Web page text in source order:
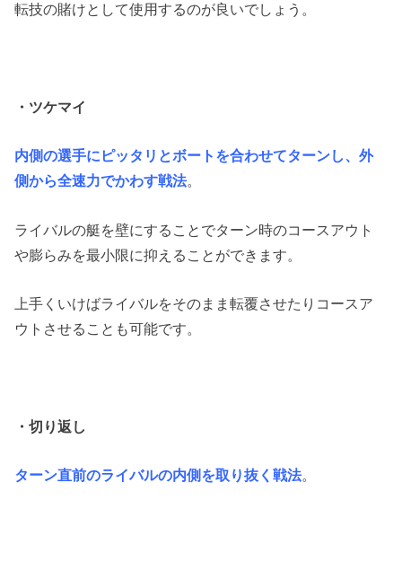
転技の賭けとして使用するのが良いでしょう。
・ツケマイ
内側の選手にピッタリとボートを合わせてターンし、外
側から全速力でかわす戦法。
ライバルの艇を壁にすることでターン時のコースアウト
や膨らみを最小限に抑えることができます。
上手くいけばライバルをそのまま転覆させたりコースア
ウトさせることも可能です。
・切り返し
ターン直前のライバルの内側を取り抜く戦法。